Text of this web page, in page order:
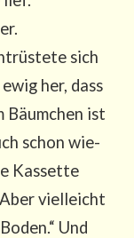
sich
her, dass
Bäum­chen ist
schon wie­
Kas­set­te
viel­leicht
Und